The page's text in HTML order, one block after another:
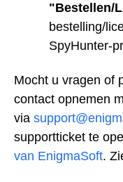
"Bestellen/
bestelling/
SpyHunter-
Mocht u vragen of
contact opnemen
via
supportticket te
van EnigmaSoft.